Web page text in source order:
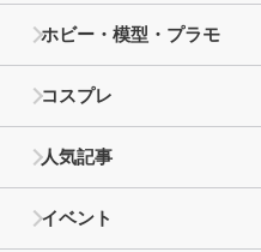
ホビー・模型・プラモ
コスプレ
人気記事
イベント